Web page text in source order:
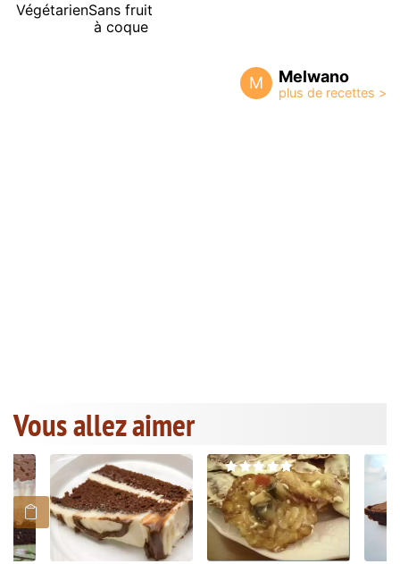
VégétarienSans fruit
à coque
M Melwano
Vous allez aimer